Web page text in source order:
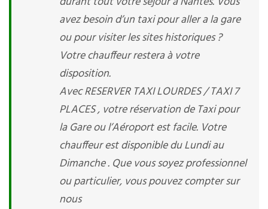
avez besoin d’un taxi pour aller a la gare
ou pour visiter les sites historiques ?
Votre chauffeur restera à votre
disposition.
Avec RESERVER TAXI LOURDES / TAXI 7
PLACES , votre réservation de Taxi pour
la Gare ou l’Aéroport est facile. Votre
chauffeur est disponible du Lundi au
Dimanche . Que vous soyez professionnel
ou particulier, vous pouvez compter sur
nous